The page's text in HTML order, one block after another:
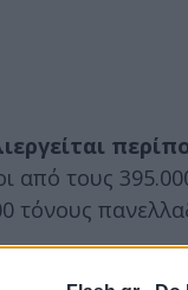
από τους
τόνους
από τις